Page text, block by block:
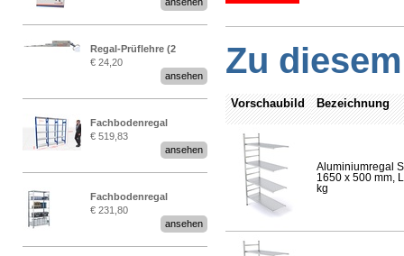
Regal-Prüflehre (2
Stück)
€ 24,20
ansehen
Fachbodenregal
Stecksystem MultiPlus
2,25 Meter breit
€ 519,83
ansehen
Fachbodenregal
Stecksystem MultiPlus
€ 231,80
ansehen
Zu
Vorschaubild Bezeichnung
Aluminiumregal
1650 x 500 mm,
kg